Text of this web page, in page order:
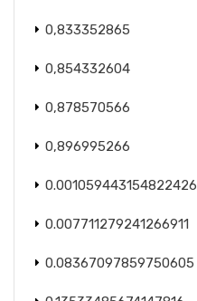
0,833352865
0,854332604
0,878570566
0,896995266
0.001059443154822426
0.007711279241266911
0.08367097859750605